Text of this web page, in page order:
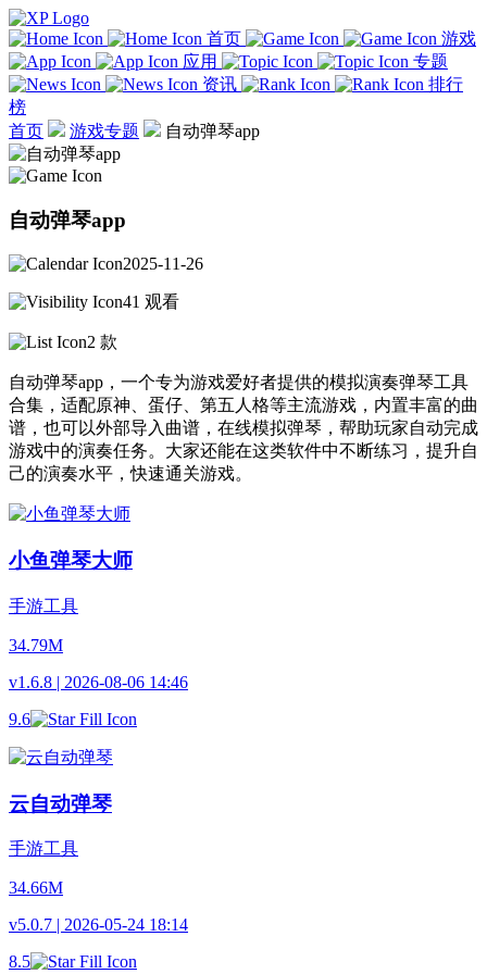
首页
游戏
应用
专题
资讯
排行
榜
首页
游戏专题 自动弹琴app
自动弹琴app
2025-11-26
41 观看
2 款
自动弹琴app，一个专为游戏爱好者提供的模拟演奏弹琴工具
合集，适配原神、蛋仔、第五人格等主流游戏，内置丰富的曲
谱，也可以外部导入曲谱，在线模拟弹琴，帮助玩家自动完成
游戏中的演奏任务。大家还能在这类软件中不断练习，提升自
己的演奏水平，快速通关游戏。
小鱼弹琴大师
手游工具
34.79M
v1.6.8 | 2026-08-06 14:46
9.6
云自动弹琴
手游工具
34.66M
v5.0.7 | 2026-05-24 18:14
8.5